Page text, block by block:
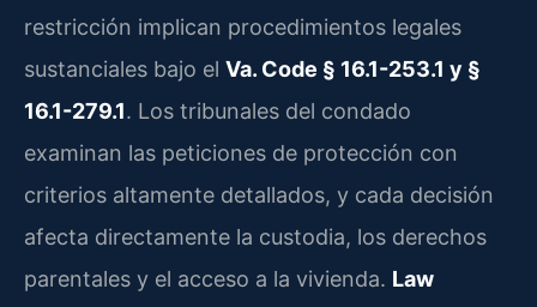
restricción implican procedimientos legales
sustanciales bajo el Va. Code § 16.1-253.1 y §
16.1-279.1. Los tribunales del condado
examinan las peticiones de protección con
criterios altamente detallados, y cada decisión
afecta directamente la custodia, los derechos
parentales y el acceso a la vivienda. Law